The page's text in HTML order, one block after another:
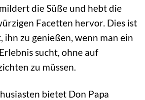
die Süße und hebt die
Facetten hervor. Dies ist
ihn zu genießen, wenn man ein
sucht, ohne auf
zu müssen.
bietet Don Papa